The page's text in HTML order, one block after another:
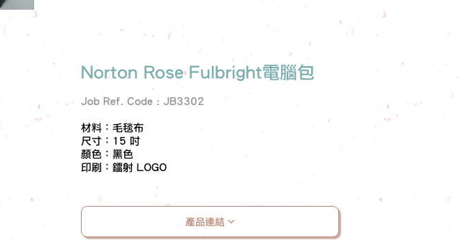
Norton Rose Fulbright電腦包
Job Ref. Code : JB3302
材料：毛毯布
尺寸：15 吋
顏色：黑色
印刷：鐳射 LOGO
產品連結